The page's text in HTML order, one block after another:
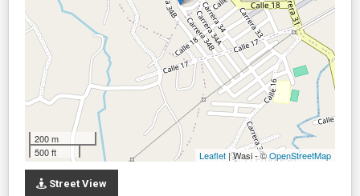
200 m
500 ft
Leaflet | Wasi - ©OpenStreetMap
Street View